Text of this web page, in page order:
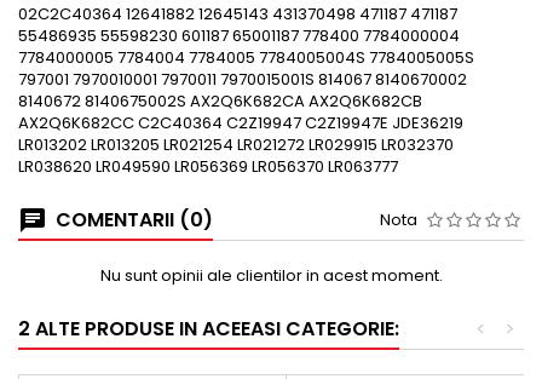
02C2C40364 12641882 12645143 431370498 471187 471187
55486935 55598230 601187 65001187 778400 7784000004
7784000005 7784004 7784005 7784005004S 7784005005S
797001 7970010001 7970011 7970015001S 814067 8140670002
8140672 8140675002S AX2Q6K682CA AX2Q6K682CB
AX2Q6K682CC C2C40364 C2Z19947 C2Z19947E JDE36219
LR013202 LR013205 LR021254 LR021272 LR029915 LR032370
LR038620 LR049590 LR056369 LR056370 LR063777
COMENTARII (0) Nota
Nu sunt opinii ale clientilor in acest moment.
2 ALTE PRODUSE IN ACEEASI CATEGORIE: >
<